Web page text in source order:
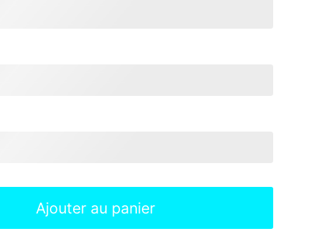
Ajouter au panier